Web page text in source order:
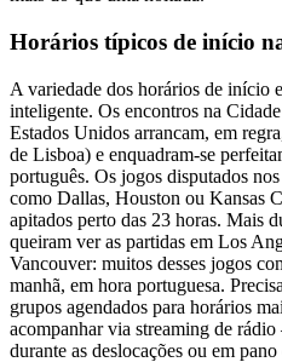
Horários típicos de início
A variedade dos horários de início
inteligente. Os encontros na
Estados Unidos arrancam, em
de Lisboa) e enquadram-se
português. Os jogos disputados
como Dallas, Houston ou Kansas
apitados perto das 23 horas. Mais
queiram ver as partidas em Los
Vancouver: muitos desses jogos
manhã, em hora portuguesa.
grupos agendados para horários
acompanhar via streaming de rádio
durante as deslocações ou em